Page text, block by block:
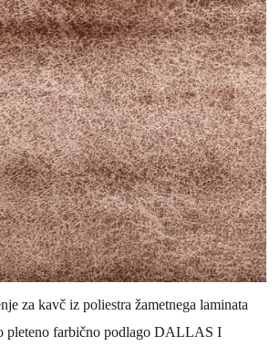
za kavč iz poliestra žametnega laminata
pleteno farbično podlago DALLAS I